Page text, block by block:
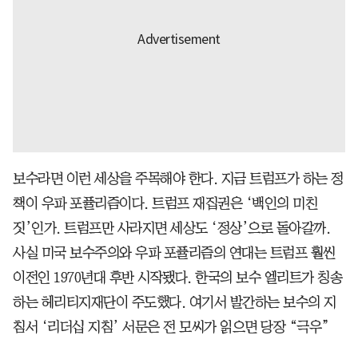
보수라면 이런 세상을 주목해야 한다. 지금 트럼프가 하는 정
책이 우파 포퓰리즘이다. 트럼프 재집권은 ‘백인의 미친
짓’인가. 트럼프만 사라지면 세상도 ‘정상’으로 돌아갈까.
사실 미국 보수주의와 우파 포퓰리즘의 연대는 트럼프 훨씬
이전인 1970년대 후반 시작됐다. 한국의 보수 엘리트가 칭송
하는 헤리티지재단이 주도했다. 여기서 발간하는 보수의 지
침서 ‘리더십 지침’ 서문은 전 모씨가 읽으면 당장 “극우”